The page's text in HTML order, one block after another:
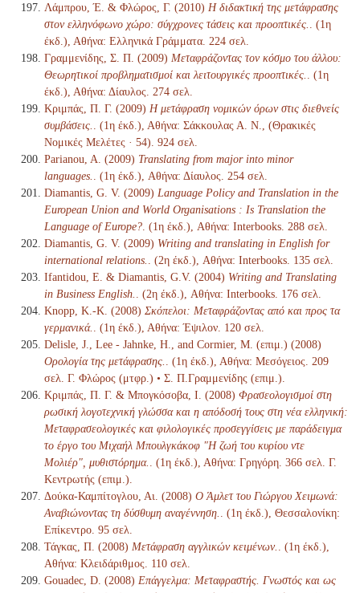
Λάμπρου, Έ. & Φλώρος, Γ. (2010) Η διδακτική της μετάφρασης
στον ελληνόφωνο χώρο: σύγχρονες τάσεις και προοπτικές.
. (1η
έκδ.), Αθήνα: Ελληνικά Γράμματα. 224 σελ.
Γραμμενίδης, Σ. Π. (2009) Μεταφράζοντας τον κόσμο του άλλου:
Θεωρητικοί προβληματισμοί και λειτουργικές προοπτικές.
. (1η
έκδ.), Αθήνα: Δίαυλος. 274 σελ.
Κριμπάς, Π. Γ. (2009) Η μετάφραση νομικών όρων στις διεθνείς
συμβάσεις.
. (1η έκδ.), Αθήνα: Σάκκουλας Α. Ν., (Θρακικές
Νομικές Μελέτες · 54). 924 σελ.
Parianou, A. (2009) Translating from major into minor
languages.
. (1η έκδ.), Αθήνα: Δίαυλος. 254 σελ.
Diamantis, G. V. (2009) Language Policy and Translation in the
European Union and World Organisations : Is Translation the
Language of Europe? . (1η έκδ.), Αθήνα: Interbooks. 288 σελ.
Diamantis, G. V. (2009) Writing and translating in English for
international relations.
. (2η έκδ.), Αθήνα: Interbooks. 135 σελ.
Ifantidou, Ε. & Diamantis, G.V. (2004) Writing and Translating
in Business English.
. (2η έκδ.), Αθήνα: Interbooks. 176 σελ.
Knopp, K.-K. (2008) Σκόπελοι: Μεταφράζοντας από και προς τα
γερμανικά.
. (1η έκδ.), Αθήνα: Έψιλον. 120 σελ.
Delisle, J., Lee - Jahnke, H., and Cormier, M. (επιμ.) (2008)
Ορολογία της μετάφρασης.
. (1η έκδ.), Αθήνα: Μεσόγειος. 209
σελ. Γ. Φλώρος (μτφρ.) • Σ. Π.Γραμμενίδης (επιμ.).
Κριμπάς, Π. Γ. & Μπογκόσοβα, Ι. (2008) Φρασεολογισμοί στη
ρωσική λογοτεχνική γλώσσα και η απόδοσή τους στη νέα ελληνική:
Μεταφρασεολογικές και φιλολογικές προσεγγίσεις με παράδειγμα
το έργο του Μιχαήλ Μπουλγκάκοφ "Η ζωή του κυρίου ντε
Μολιέρ", μυθιστόρημα.
. (1η έκδ.), Αθήνα: Γρηγόρη. 366 σελ. Γ.
Κεντρωτής (επιμ.).
Δούκα-Καμπίτογλου, Αι. (2008) Ο Άμλετ του Γιώργου Χειμωνά:
Αναβιώνοντας τη δύσθυμη αναγέννηση.
. (1η έκδ.), Θεσσαλονίκη:
Επίκεντρο. 95 σελ.
Τάγκας, Π. (2008) Μετάφραση αγγλικών κειμένων.
. (1η έκδ.),
Αθήνα: Κλειδάριθμος. 110 σελ.
Gouadec, D. (2008) Επάγγελμα: Μεταφραστής. Γνωστός και ως